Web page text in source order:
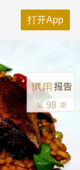
打开App